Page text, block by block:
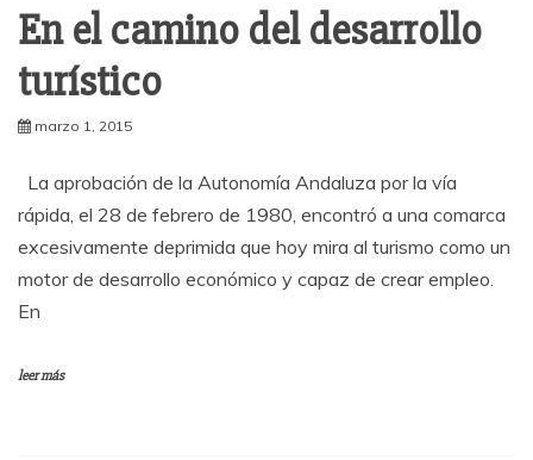
En el camino del desarrollo
turístico
marzo 1, 2015
La aprobación de la Autonomía Andaluza por la vía
rápida, el 28 de febrero de 1980, encontró a una comarca
excesivamente deprimida que hoy mira al turismo como un
motor de desarrollo económico y capaz de crear empleo.
En
leer más